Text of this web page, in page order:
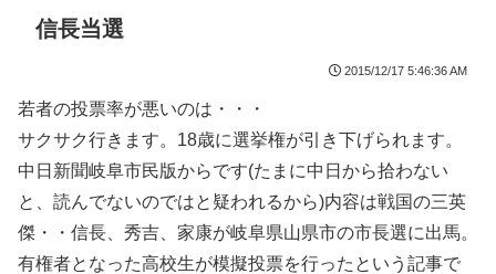
信長当選
2015/12/17 5:46:36 AM
若者の投票率が悪いのは・・・
サクサク行きます。18歳に選挙権が引き下げられます。
中日新聞岐阜市民版からです(たまに中日から拾わない
と、読んでないのではと疑われるから)内容は戦国の三英
傑・・信長、秀吉、家康が岐阜県山県市の市長選に出馬。
有権者となった高校生が模擬投票を行ったという記事で